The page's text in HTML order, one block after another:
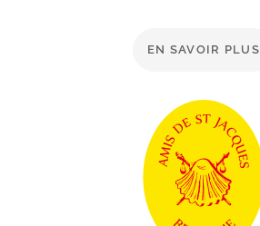
EN SAVOIR PLUS